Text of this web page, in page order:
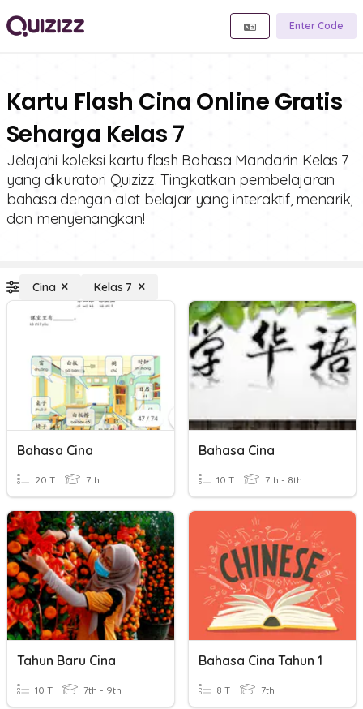
Enter Code
Kartu Flash Cina Online Gratis
Seharga Kelas 7
Jelajahi koleksi kartu flash Bahasa Mandarin Kelas 7
yang dikuratori Quizizz. Tingkatkan pembelajaran
bahasa dengan alat belajar yang interaktif, menarik,
dan menyenangkan!
Cina Kelas 7
Bahasa Cina
20 T 7th
Bahasa Cina
10 T 7th - 8th
Tahun Baru Cina
10 T 7th - 9th
Bahasa Cina Tahun 1
8 T 7th